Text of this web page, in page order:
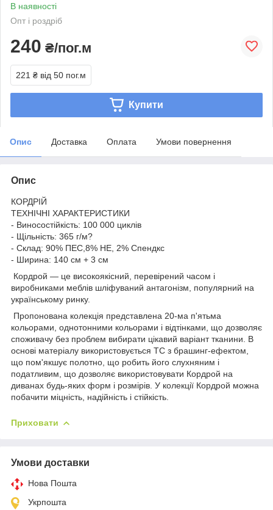
В наявності
Опт і роздріб
240 ₴/пог.м
221 ₴ від 50 пог.м
Купити
Опис Доставка Оплата Умови повернення
Опис
КОРДРІЙ
ТЕХНІЧНІ ХАРАКТЕРИСТИКИ
- Виносостійкість: 100 000 циклів
- Щільність: 365 г/м?
- Склад: 90% ПЕС,8% НЕ, 2% Спендкс
- Ширина: 140 см + 3 см
Кордрой — це високоякісний, перевірений часом і
виробниками меблів шліфуваний антагонізм, популярний на
українському ринку.
Пропонована колекція представлена 20-ма п'ятьма
кольорами, однотонними кольорами і відтінками, що дозволяє
споживачу без проблем вибирати цікавий варіант тканини. В
основі матеріалу використовується ТС з брашинг-ефектом,
що пом'якшує полотно, що робить його слухняним і
податливим, що дозволяє використовувати Кордрой на
диванах будь-яких форм і розмірів. У колекції Кордрой можна
побачити міцність, надійність і стійкість.
Приховати
Умови доставки
Нова Пошта
Укрпошта